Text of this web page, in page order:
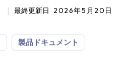
最終更新日
2026年5月20日
製品ドキュメント